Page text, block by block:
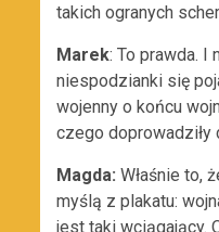
takich ogranych
Marek: To prawda. I
niespodzianki się
wojenny o końcu
czego doprowadziły
Magda: Właśnie to,
myślą z plakatu:
jest taki wciągający.